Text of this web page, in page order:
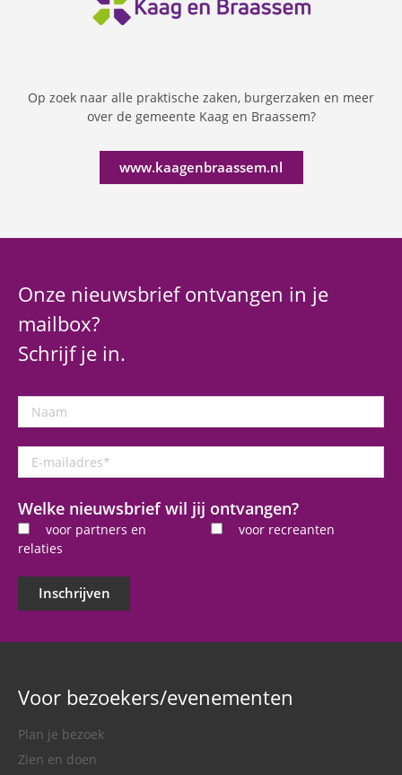
Op zoek naar alle praktische zaken, burgerzaken en meer
over de gemeente Kaag en Braassem?
www.kaagenbraassem.nl
Onze nieuwsbrief ontvangen in je
mailbox?
Schrijf je in.
Naam
mailadres
Welke nieuwsbrief wil jij ontvangen?
voor partners en
relaties
voor recreanten
Inschrijven
Voor bezoekers/evenementen
Plan je bezoek
Zien en doen